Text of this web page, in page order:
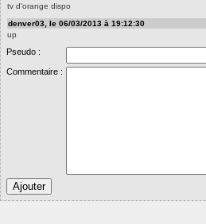
tv d'orange dispo
denver03, le 06/03/2013 à 19:12:30
up
Pseudo :
Commentaire :